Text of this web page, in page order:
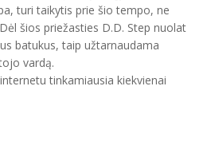
turi taikytis prie šio tempo, ne
šios priežasties D.D. Step nuolat
batukus, taip užtarnaudama
vardą.
tinkamiausia kiekvienai